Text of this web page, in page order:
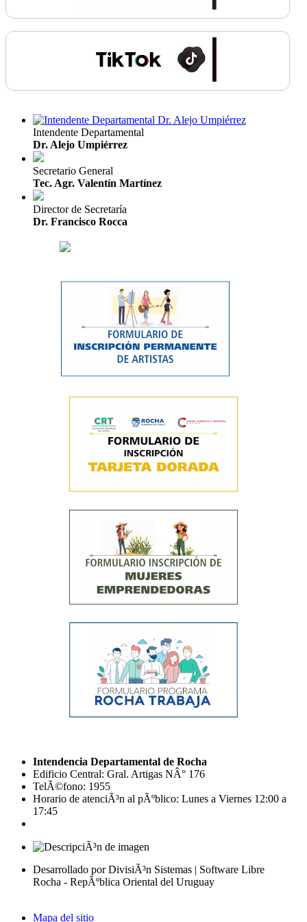
Intendente Departamental
Dr. Alejo Umpiérrez
Secretario General
Tec. Agr. Valentín Martínez
Director de Secretaría
Dr. Francisco Rocca
Intendencia Departamental de Rocha
Edificio Central: Gral. Artigas NÂ° 176
TelÃ©fono: 1955
Horario de atenciÃ³n al pÃºblico: Lunes a Viernes 12:00 a
17:45
Desarrollado por DivisiÃ³n Sistemas | Software Libre
Rocha - RepÃºblica Oriental del Uruguay
Mapa del sitio